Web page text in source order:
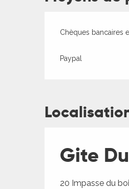
Chèques bancaires
Paypal
Gite
20 Impasse du